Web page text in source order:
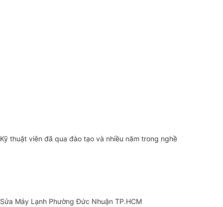
Kỹ thuật viên đã qua đào tạo và nhiều năm trong nghề
Sửa Máy Lạnh Phường Đức Nhuận TP.HCM